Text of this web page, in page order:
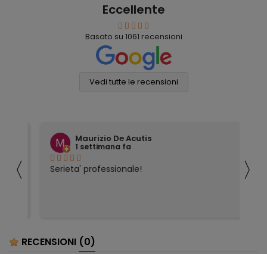
Eccellente
Basato su 1061 recensioni
Vedi tutte le recensioni
〈
Maurizio De Acutis
1 settimana fa
Serieta' professionale! 〉
RECENSIONI (0)